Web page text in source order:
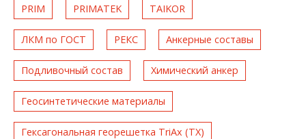
PRIM PRIMATEK TAIKOR
ЛКМ по ГОСТ РЕКС Анкерные составы
Подливочный состав Химический анкер
Геосинтетические материалы
Гексагональная георешетка TriAx (TX)